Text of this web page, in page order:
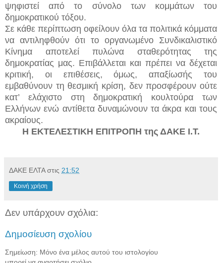
ψηφιστεί από το σύνολο των κομμάτων του
δημοκρατικού τόξου.
Σε κάθε περίπτωση οφείλουν όλα τα πολιτικά κόμματα
να αντιληφθούν ότι το οργανωμένο Συνδικαλιστικό
Κίνημα αποτελεί πυλώνα σταθερότητας της
δημοκρατίας μας. Επιβάλλεται και πρέπει να δέχεται
κριτική, οι επιθέσεις, όμως, απαξίωσής του
εμβαθύνουν τη θεσμική κρίση, δεν προσφέρουν ούτε
κατ’ ελάχιστο στη δημοκρατική κουλτούρα των
Ελλήνων ενώ αντίθετα δυναμώνουν τα άκρα και τους
ακραίους.
Η ΕΚΤΕΛΕΣΤΙΚΗ ΕΠΙΤΡΟΠΗ της ΔΑΚΕ Ι.Τ.
ΔΑΚΕ ΕΛΤΑ στις 21:52
Κοινή χρήση
Δεν υπάρχουν σχόλια:
Δημοσίευση σχολίου
Σημείωση: Μόνο ένα μέλος αυτού του ιστολογίου